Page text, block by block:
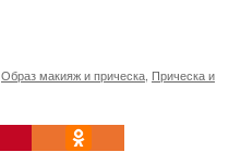
Образ макияж и прическа Прическа и